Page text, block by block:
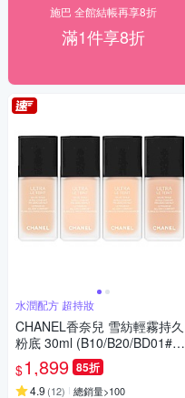
施巴 全館結帳再享8折
滿1件享8折
水潤配方 超持妝
CHANEL香奈兒 雪紡輕霧持久
粉底 30ml (B10/B20/BD01#BD
11)
$1,899 85折
4.9 (12) 總銷量>100